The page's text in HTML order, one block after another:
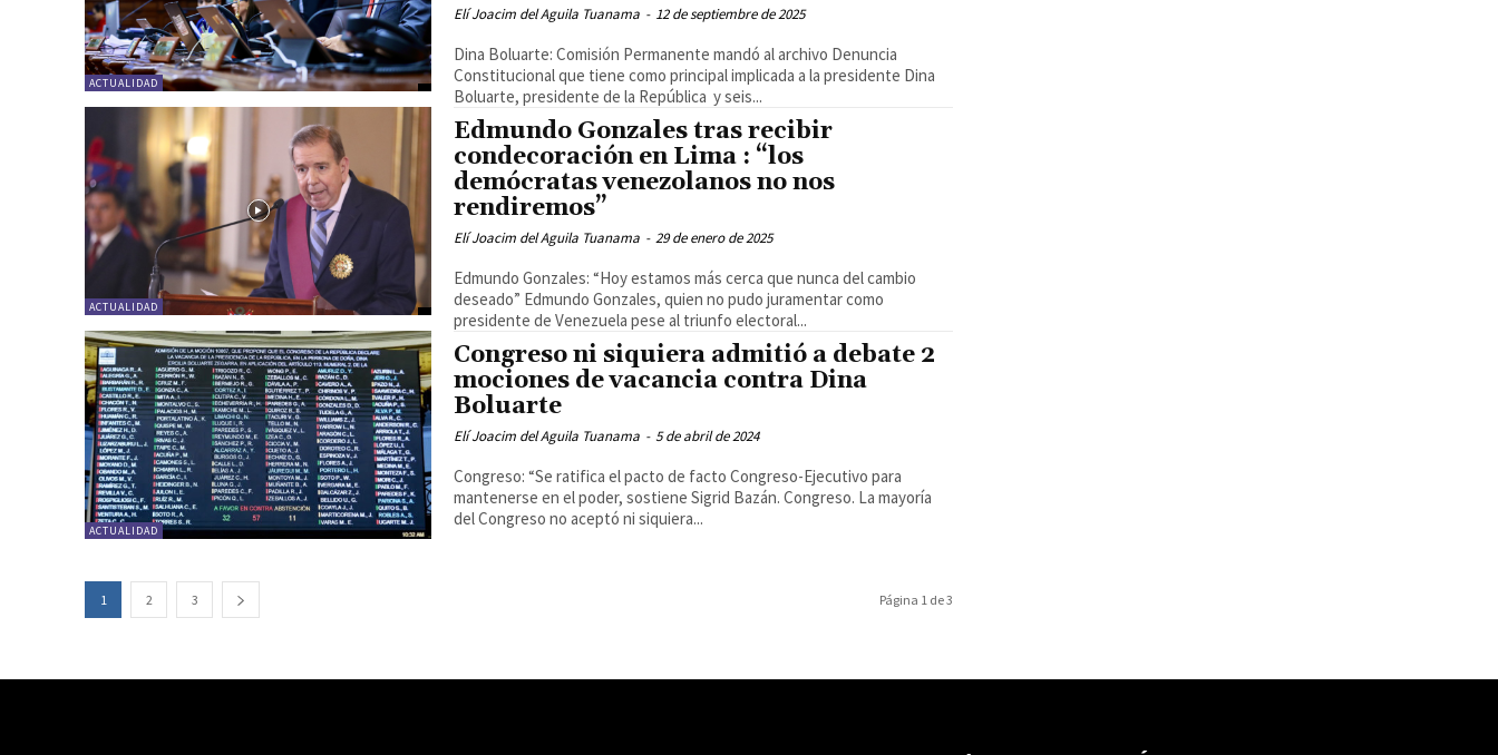
ACTUALIDAD
Elí Joacim del Aguila Tuanama - 12 de septiembre de 2025
Dina Boluarte: Comisión Permanente mandó al archivo Denuncia
Constitucional que tiene como principal implicada a la presidente Dina
Boluarte, presidente de la República y seis...
ACTUALIDAD
Edmundo Gonzales tras recibir
condecoración en Lima : “los
demócratas venezolanos no nos
rendiremos”
Elí Joacim del Aguila Tuanama - 29 de enero de 2025
Edmundo Gonzales: “Hoy estamos más cerca que nunca del cambio
deseado” Edmundo Gonzales, quien no pudo juramentar como
presidente de Venezuela pese al triunfo electoral...
ACTUALIDAD
Congreso ni siquiera admitió a debate 2
mociones de vacancia contra Dina
Boluarte
Elí Joacim del Aguila Tuanama - 5 de abril de 2024
Congreso: “Se ratifica el pacto de facto Congreso-Ejecutivo para
mantenerse en el poder, sostiene Sigrid Bazán. Congreso. La mayoría
del Congreso no aceptó ni siquiera...
1 2 3 Página 1 de 3